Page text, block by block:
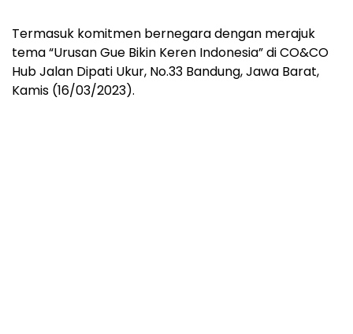
Termasuk komitmen bernegara dengan merajuk
tema “Urusan Gue Bikin Keren Indonesia” di CO&CO
Hub Jalan Dipati Ukur, No.33 Bandung, Jawa Barat,
Kamis (16/03/2023).